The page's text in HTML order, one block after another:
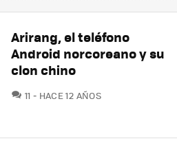
Arirang, el teléfono
Android norcoreano y su
clon chino
11 COMENTARIOS
HACE 12 AÑOS